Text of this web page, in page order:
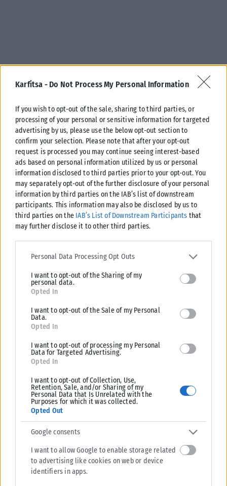
Karfitsa - Do Not Process My Personal Information
If you wish to opt-out of the sale, sharing to third parties, or
processing of your personal or sensitive information for targeted
advertising by us, please use the below opt-out section to
confirm your selection. Please note that after your opt-out
request is processed you may continue seeing interest-based
ads based on personal information utilized by us or personal
information disclosed to third parties prior to your opt-out. You
may separately opt-out of the further disclosure of your personal
information by third parties on the IAB’s list of downstream
participants. This information may also be disclosed by us to
third parties on the IAB’s List of Downstream Participants that
may further disclose it to other third parties.
Please note that this website/app uses one or more Google
services and may gather and store information including but not
deny consent to Google and its third-party tags to use your data
for below specified purposes in below Google consent section.
Personal Data Processing Opt Outs
I want to opt-out of the Sharing of my
personal data.
Opted In
I want to opt-out of the Sale of my Personal
Data.
Opted In
I want to opt-out of processing my Personal
Data for Targeted Advertising.
Opted In
I want to opt-out of Collection, Use,
Retention, Sale, and/or Sharing of my
Personal Data that Is Unrelated with the
Purposes for which it was collected.
Opted Out
Google consents
I want to allow Google to enable storage related
to advertising like cookies on web or device
identifiers in apps.
Σχετικά Άρθρα
ΕΛΛΆΔΑ
Από σήμερα μόνο με νέου τύπου ταυτότητα ή διαβατήριο τα
Από σήμερα, 3 Αυγούστου, οι παλαιού τύπου «μπλε» αστυνομικές
ταυτότητες παύουν να ισχύουν ως ταξιδιωτικά έγγραφα για το
εξωτερικό, με...